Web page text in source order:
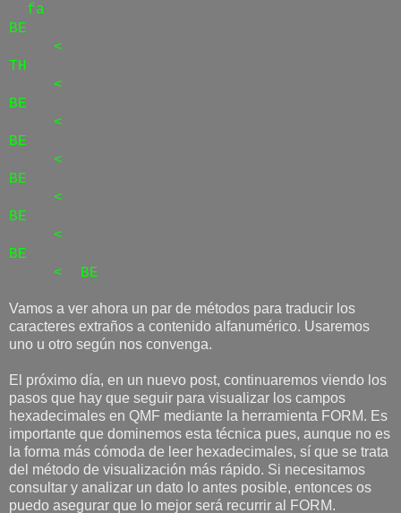
fa
BE
<
TH
<
BE
<
BE
<
BE
<
BE
<
BE
< BE
Vamos a ver ahora un par de métodos para traducir los
caracteres extraños a contenido alfanumérico. Usaremos
uno u otro según nos convenga.
El próximo día, en un nuevo post, continuaremos viendo los
pasos que hay que seguir para visualizar los campos
hexadecimales en QMF mediante la herramienta FORM. Es
importante que dominemos esta técnica pues, aunque no es
la forma más cómoda de leer hexadecimales, sí que se trata
del método de visualización más rápido. Si necesitamos
consultar y analizar un dato lo antes posible, entonces os
puedo asegurar que lo mejor será recurrir al FORM.